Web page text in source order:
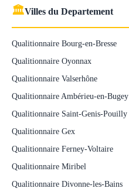
🏛Villes du Departement
Qualitionnaire Bourg-en-Bresse
Qualitionnaire Oyonnax
Qualitionnaire Valserhône
Qualitionnaire Ambérieu-en-Bugey
Qualitionnaire Saint-Genis-Pouilly
Qualitionnaire Gex
Qualitionnaire Ferney-Voltaire
Qualitionnaire Miribel
Qualitionnaire Divonne-les-Bains